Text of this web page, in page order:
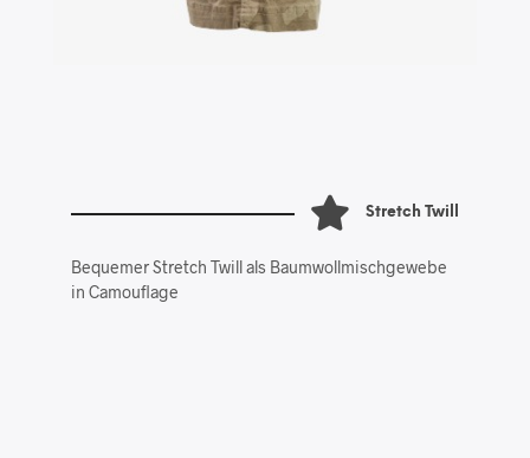
Stretch Twill
Bequemer Stretch Twill als Baumwollmischgewebe
in Camouflage